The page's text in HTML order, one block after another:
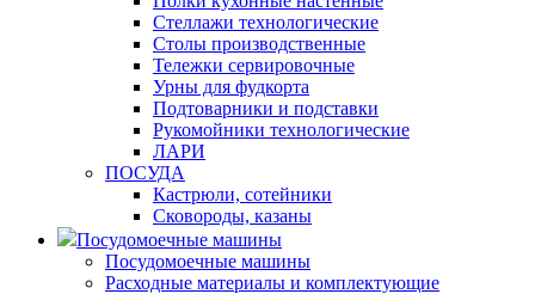
Стеллажи технологические
Столы производственные
Тележки сервировочные
Урны для фудкорта
Подтоварники и подставки
Рукомойники технологические
ЛАРИ
ПОСУДА
Кастрюли, сотейники
Сковороды, казаны
Посудомоечные машины
Посудомоечные машины
Расходные материалы и комплектующие